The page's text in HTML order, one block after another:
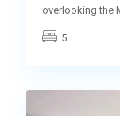
overlooking the
5